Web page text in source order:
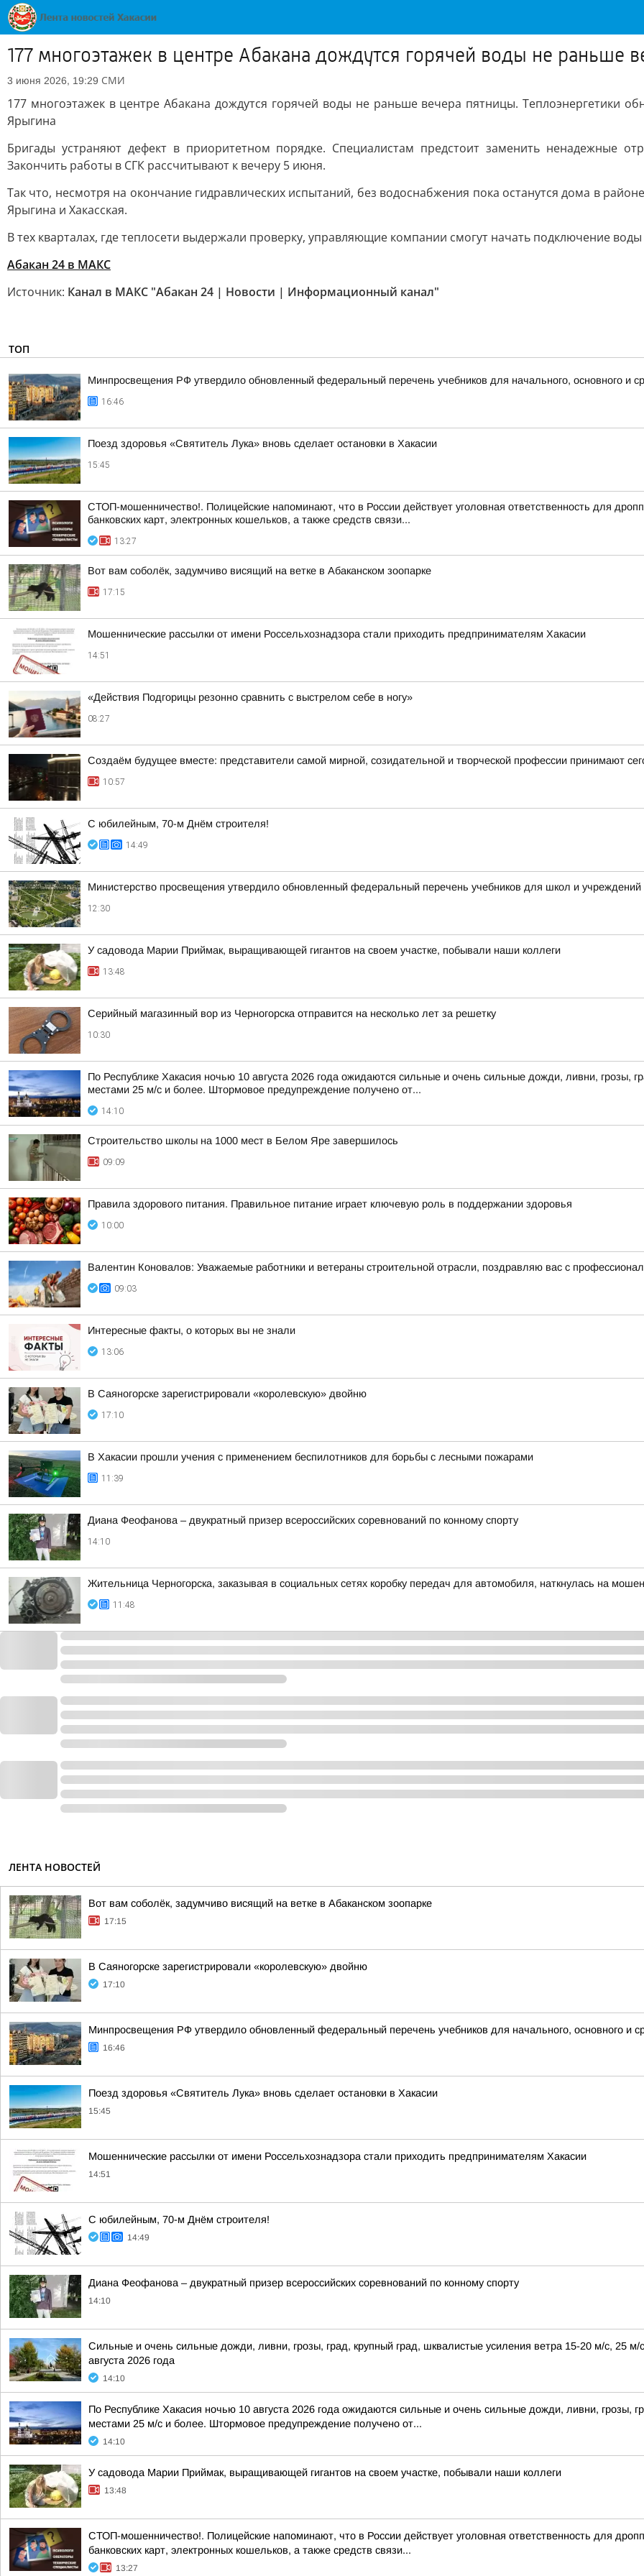
177 многоэтажек в центре Абакана дождутся горячей воды не раньше
3 июня 2026, 19:29 СМИ
177 многоэтажек в центре Абакана дождутся горячей воды не раньше вечера пятницы. Теплоэнергетики
Ярыгина
Бригады устраняют дефект в приоритетном порядке. Специалистам предстоит заменить ненадежные
Закончить работы в СГК рассчитывают к вечеру 5 июня.
Так что, несмотря на окончание гидравлических испытаний, без водоснабжения пока останутся дома в
Ярыгина и Хакасская.
В тех кварталах, где теплосети выдержали проверку, управляющие компании смогут начать подключение
Абакан 24 в МАКС
Источник: Канал в МАКС "Абакан 24 | Новости | Информационный канал"
ТОП
Минпросвещения РФ утвердило обновленный федеральный перечень учебников для начального, основного и
16:46
Поезд здоровья «Святитель Лука» вновь сделает остановки в Хакасии
15:45
СТОП-мошенничество!. Полицейские напоминают, что в России действует уголовная ответственность для
банковских карт, электронных кошельков, а также средств связи...
13:27
Вот вам соболёк, задумчиво висящий на ветке в Абаканском зоопарке
17:15
Мошеннические рассылки от имени Россельхознадзора стали приходить предпринимателям Хакасии
14:51
«Действия Подгорицы резонно сравнить с выстрелом себе в ногу»
08:27
Создаём будущее вместе: представители самой мирной, созидательной и творческой профессии принимают
10:57
С юбилейным, 70-м Днём строителя!
14:49
Министерство просвещения утвердило обновленный федеральный перечень учебников для школ и учреждений
12:30
У садовода Марии Приймак, выращивающей гигантов на своем участке, побывали наши коллеги
13:48
Серийный магазинный вор из Черногорска отправится на несколько лет за решетку
10:30
По Республике Хакасия ночью 10 августа 2026 года ожидаются сильные и очень сильные дожди, ливни, грозы,
местами 25 м/с и более. Штормовое предупреждение получено от...
14:10
Строительство школы на 1000 мест в Белом Яре завершилось
09:09
Правила здорового питания. Правильное питание играет ключевую роль в поддержании здоровья
10:00
Валентин Коновалов: Уважаемые работники и ветераны строительной отрасли, поздравляю вас с
09:03
Интересные факты, о которых вы не знали
13:06
В Саяногорске зарегистрировали «королевскую» двойню
17:10
В Хакасии прошли учения с применением беспилотников для борьбы с лесными пожарами
11:39
Диана Феофанова – двукратный призер всероссийских соревнований по конному спорту
14:10
Жительница Черногорска, заказывая в социальных сетях коробку передач для автомобиля, наткнулась на
11:48
ЛЕНТА НОВОСТЕЙ
Вот вам соболёк, задумчиво висящий на ветке в Абаканском зоопарке
17:15
В Саяногорске зарегистрировали «королевскую» двойню
17:10
Минпросвещения РФ утвердило обновленный федеральный перечень учебников для начального, основного и
16:46
Поезд здоровья «Святитель Лука» вновь сделает остановки в Хакасии
15:45
Мошеннические рассылки от имени Россельхознадзора стали приходить предпринимателям Хакасии
14:51
С юбилейным, 70-м Днём строителя!
14:49
Диана Феофанова – двукратный призер всероссийских соревнований по конному спорту
14:10
Сильные и очень сильные дожди, ливни, грозы, град, крупный град, шквалистые усиления ветра 15-20 м/с, 25
августа 2026 года
14:10
По Республике Хакасия ночью 10 августа 2026 года ожидаются сильные и очень сильные дожди, ливни, грозы,
местами 25 м/с и более. Штормовое предупреждение получено от...
14:10
У садовода Марии Приймак, выращивающей гигантов на своем участке, побывали наши коллеги
13:48
СТОП-мошенничество!. Полицейские напоминают, что в России действует уголовная ответственность для
банковских карт, электронных кошельков, а также средств связи...
13:27